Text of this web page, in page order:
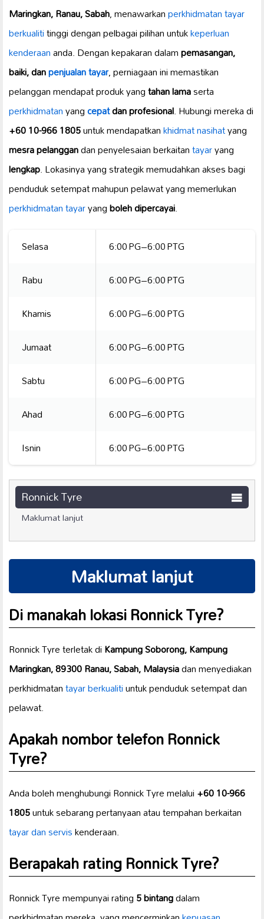
Maringkan, Ranau, Sabah, menawarkanperkhidmatan tayar
berkualititinggi dengan pelbagai pilihan untukkeperluan
kenderaananda. Dengan kepakaran dalampemasangan,
baiki, danpenjualan tayar, perniagaan ini memastikan
pelanggan mendapat produk yangtahan lamaserta
perkhidmatanyangcepatdan profesional. Hubungi mereka di
+60 10-966 1805untuk mendapatkankhidmat nasihatyang
mesra pelanggandan penyelesaian berkaitantayaryang
lengkap. Lokasinya yang strategik memudahkan akses bagi
penduduk setempat mahupun pelawat yang memerlukan
perkhidmatan tayaryangboleh dipercayai.
Selasa
6:00 PG–6:00 PTG
Rabu
6:00 PG–6:00 PTG
Khamis
6:00 PG–6:00 PTG
Jumaat
6:00 PG–6:00 PTG
Sabtu
6:00 PG–6:00 PTG
Ahad
6:00 PG–6:00 PTG
Isnin
6:00 PG–6:00 PTG
Ronnick Tyre
Maklumat lanjut
Maklumat lanjut
Di manakah lokasi Ronnick Tyre?
Ronnick Tyre terletak diKampung Soborong, Kampung
Maringkan, 89300 Ranau, Sabah, Malaysiadan menyediakan
perkhidmatantayar berkualitiuntuk penduduk setempat dan
pelawat.
Apakah nombor telefon Ronnick
Tyre?
Anda boleh menghubungi Ronnick Tyre melalui+60 10-966
1805untuk sebarang pertanyaan atau tempahan berkaitan
tayar dan serviskenderaan.
Berapakah rating Ronnick Tyre?
Ronnick Tyre mempunyai rating5 bintangdalam